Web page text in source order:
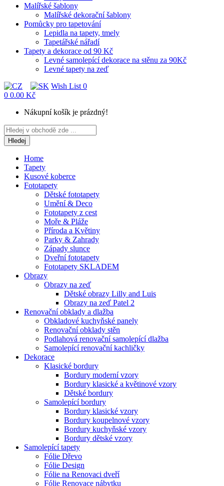
Malířské šablony
Malířské dekorační šablony
Pomůcky pro tapetování
Lepidla na tapety, tmely
Tapetářské nářadí
Tapety a dekorace od 90 Kč
Levné samolepící dekorace na stěnu za 90Kč
Levné tapety na zeď
Wish List 0
0 0.00 Kč
Nákupní košík je prázdný!
Hledej
Home
Tapety
Kusové koberce
Fototapety
Dětské fototapety
Umění & Deco
Fototapety z cest
Moře & Pláže
Příroda a Květiny
Parky & Zahrady
Západy slunce
Dveřní fototapety
Fototapety SKLADEM
Obrazy
Obrazy na zeď
Dětské obrazy Lilly and Luis
Obrazy na zeď Patel 2
Renovační obklady a dlažba
Obkladové kuchyňské panely
Renovační obklady stěn
Podlahová renovační samolepící dlažba
Samolepící renovační kachličky
Dekorace
Klasické bordury
Bordury moderní vzory
Bordury klasické a květinové vzory
Dětské bordury
Samolepící bordury
Bordury klasické vzory
Bordury koupelnové vzory
Bordury kuchyňské vzory
Bordury dětské vzory
Samolepící tapety
Fólie Dřevo
Fólie Design
Fólie na Renovaci dveří
Fólie Renovace nábytku